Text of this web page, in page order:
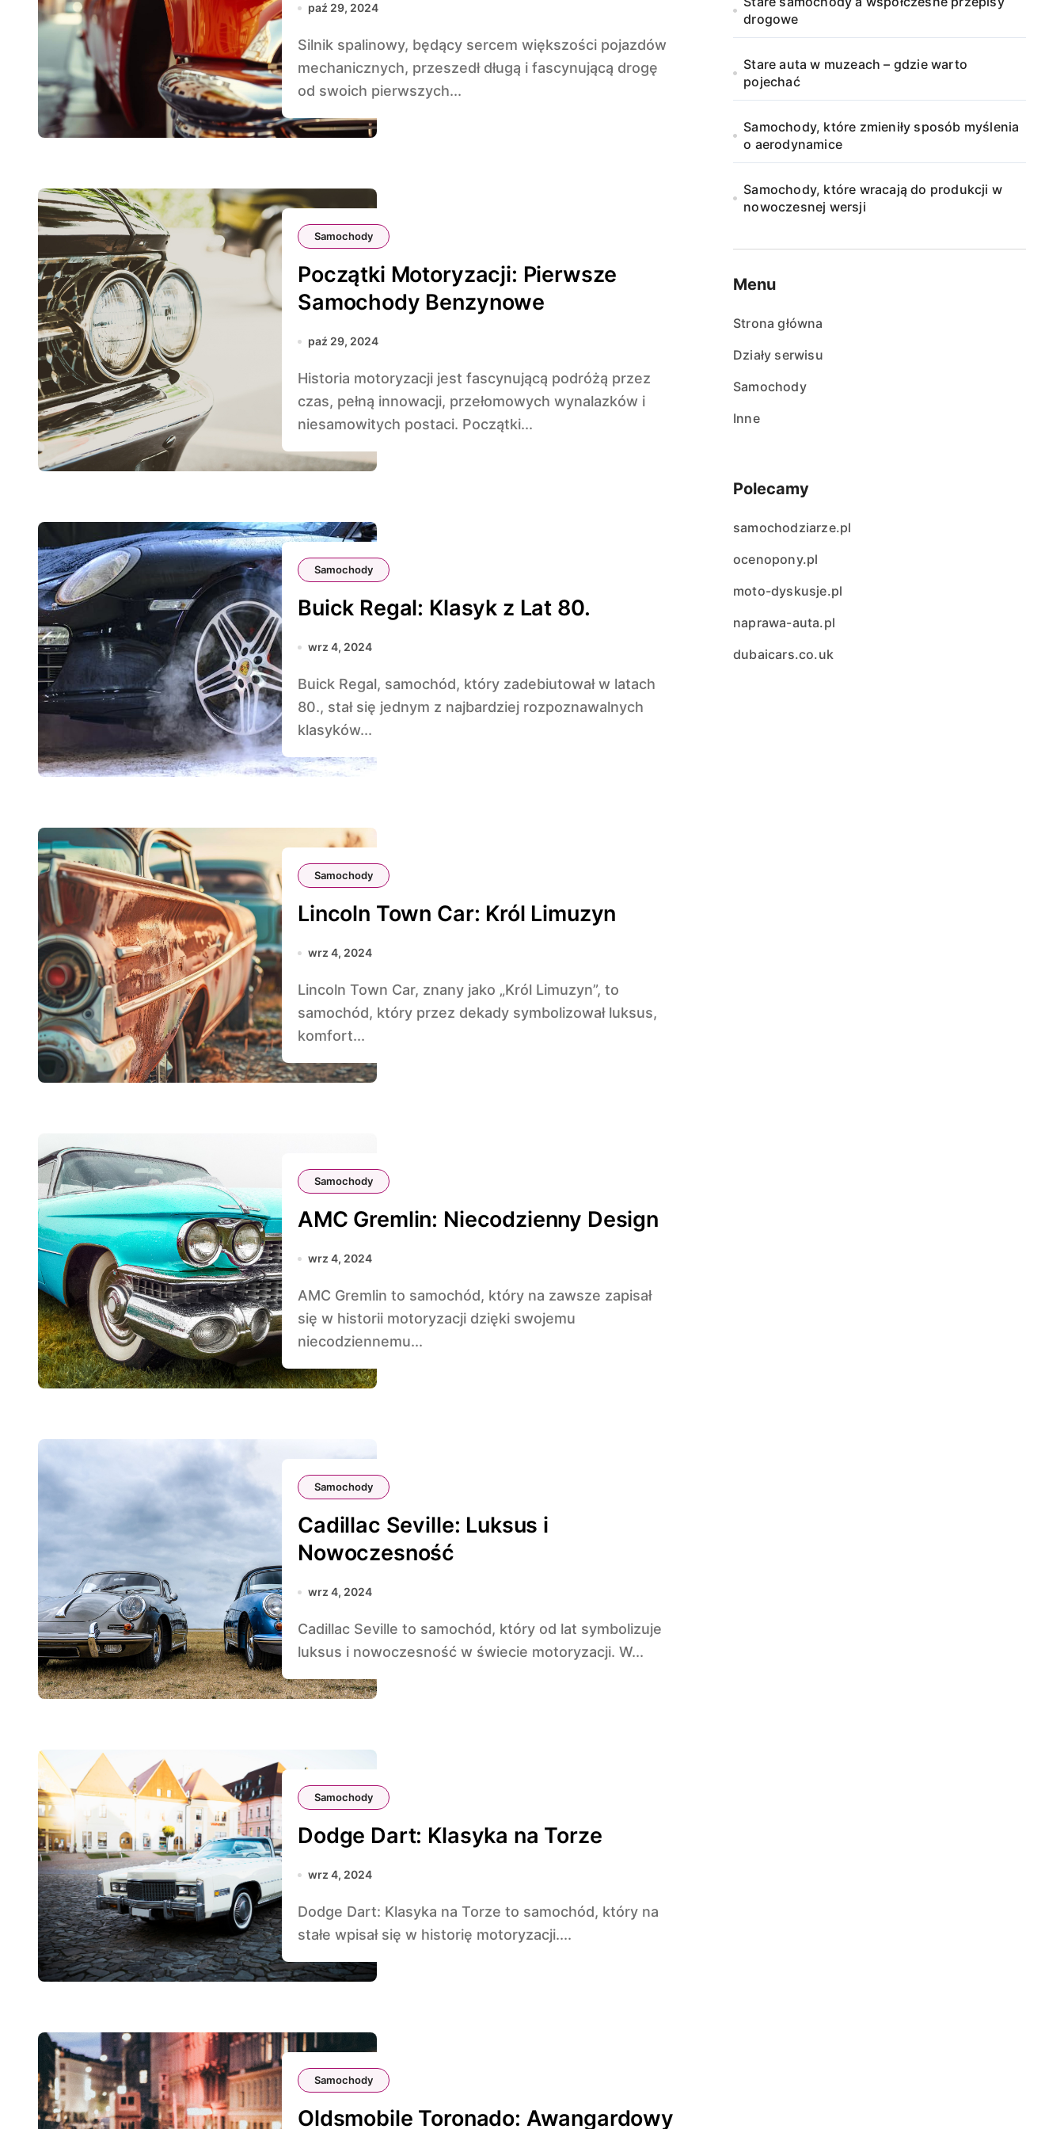
paź 29, 2024
Silnik spalinowy, będący sercem większości pojazdów
mechanicznych, przeszedł długą i fascynującą drogę
od swoich pierwszych...
Samochody
Początki Motoryzacji: Pierwsze
Samochody Benzynowe
paź 29, 2024
Historia motoryzacji jest fascynującą podróżą przez
czas, pełną innowacji, przełomowych wynalazków i
niesamowitych postaci. Początki...
Samochody
Buick Regal: Klasyk z Lat 80.
wrz 4, 2024
Buick Regal, samochód, który zadebiutował w latach
80., stał się jednym z najbardziej rozpoznawalnych
klasyków...
Samochody
Lincoln Town Car: Król Limuzyn
wrz 4, 2024
Lincoln Town Car, znany jako „Król Limuzyn”, to
samochód, który przez dekady symbolizował luksus,
komfort...
Samochody
AMC Gremlin: Niecodzienny Design
wrz 4, 2024
AMC Gremlin to samochód, który na zawsze zapisał
się w historii motoryzacji dzięki swojemu
niecodziennemu...
Samochody
Cadillac Seville: Luksus i
Nowoczesność
wrz 4, 2024
Cadillac Seville to samochód, który od lat symbolizuje
luksus i nowoczesność w świecie motoryzacji. W...
Samochody
Dodge Dart: Klasyka na Torze
wrz 4, 2024
Dodge Dart: Klasyka na Torze to samochód, który na
stałe wpisał się w historię motoryzacji....
Samochody
Oldsmobile Toronado: Awangardowy
drogowe
Stare auta w muzeach – gdzie warto
pojechać
Samochody, które zmieniły sposób myślenia
o aerodynamice
Samochody, które wracają do produkcji w
nowoczesnej wersji
Menu
Strona główna
Działy serwisu
Samochody
Inne
Polecamy
samochodziarze.pl
ocenopony.pl
moto-dyskusje.pl
naprawa-auta.pl
dubaicars.co.uk